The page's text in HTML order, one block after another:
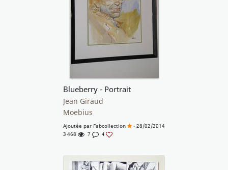
Blueberry - Portrait
Jean Giraud
Moebius
Ajoutée par Fabcollection
- 28/02/2014
3 468
7 4